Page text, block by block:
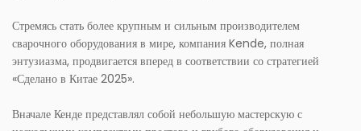
Стремясь стать более крупным и сильным производителем
сварочного оборудования в мире, компания Kende, полная
энтузиазма, продвигается вперед в соответствии со стратегией
«Сделано в Китае 2025».
Вначале Кенде представлял собой небольшую мастерскую с